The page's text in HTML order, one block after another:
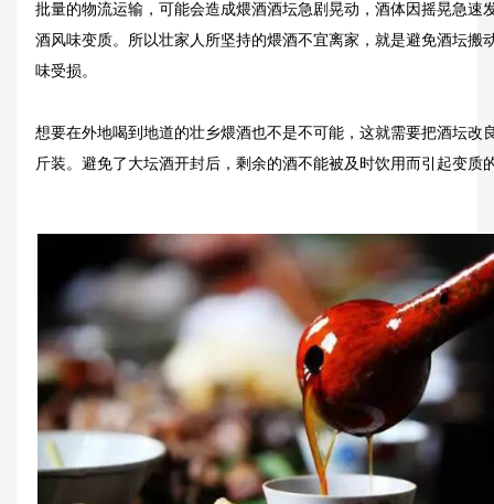
批量的物流运输，可能会造成煨酒酒坛急剧晃动，酒体因摇晃急速
酒风味变质。所以壮家人所坚持的煨酒不宜离家，就是避免酒坛搬
味受损。
想要在外地喝到地道的壮乡煨酒也不是不可能，这就需要把酒坛改
斤装。避免了大坛酒开封后，剩余的酒不能被及时饮用而引起变质